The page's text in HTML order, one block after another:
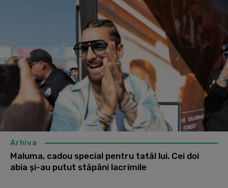
Arhiva
Maluma, cadou special pentru tatăl lui. Cei doi
abia și-au putut stăpâni lacrimile